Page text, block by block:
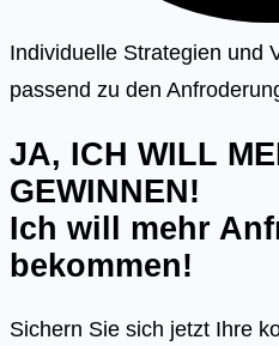
Individuelle Strategien und
passend zu den
JA, ICH WILL
GEWINNEN!
Ich will mehr
bekommen!
Sichern Sie sich jetzt Ihre